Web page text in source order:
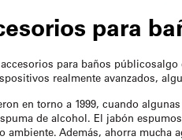
para
accesorios para baños públicosalgo
realmente avanzados,
en torno a 1999, cuando
de alcohol. El jabón
ambiente. Además, ahorra mucha